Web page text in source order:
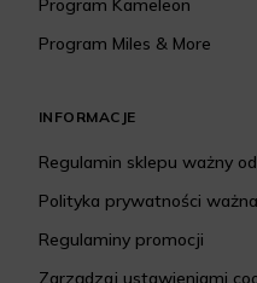
Program Kameleon
Program Miles & More
INFORMACJE
Regulamin sklepu ważny
Polityka prywatności
Regulaminy promocji
Zarządzaj ustawieniami